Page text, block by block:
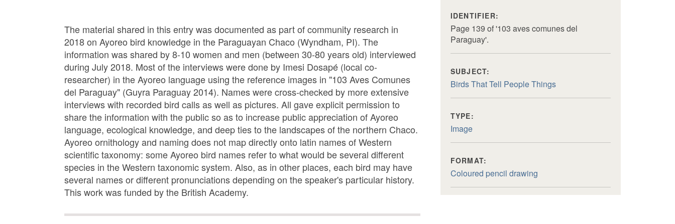
The material shared in this entry was documented as part of community research in
2018 on Ayoreo bird knowledge in the Paraguayan Chaco (Wyndham, PI). The
information was shared by 8-10 women and men (between 30-80 years old) interviewed
during July 2018. Most of the interviews were done by Imesi Dosapé (local co-
researcher) in the Ayoreo language using the reference images in "103 Aves Comunes
del Paraguay" (Guyra Paraguay 2014). Names were cross-checked by more extensive
interviews with recorded bird calls as well as pictures. All gave explicit permission to
share the information with the public so as to increase public appreciation of Ayoreo
language, ecological knowledge, and deep ties to the landscapes of the northern Chaco.
Ayoreo ornithology and naming does not map directly onto latin names of Western
scientific taxonomy: some Ayoreo bird names refer to what would be several different
species in the Western taxonomic system. Also, as in other places, each bird may have
several names or different pronunciations depending on the speaker's particular history.
This work was funded by the British Academy.
IDENTIFIER:
Page 139 of '103 aves comunes del
Paraguay'.
SUBJECT:
Birds That Tell People Things
TYPE:
Image
FORMAT:
Coloured pencil drawing